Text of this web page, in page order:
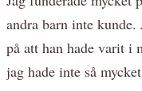
andra barn inte
på att han hade varit i
jag hade inte så